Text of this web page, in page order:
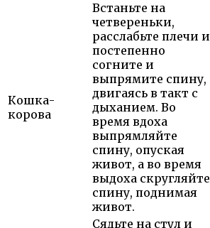
Кошка-
корова
Встаньте на
четвереньки,
расслабьте плечи и
постепенно
согните и
выпрямите спину,
двигаясь в такт с
дыханием. Во
время вдоха
выпрямляйте
спину, опуская
живот, а во время
выдоха скругляйте
спину, поднимая
живот.
Сядьте на стул и